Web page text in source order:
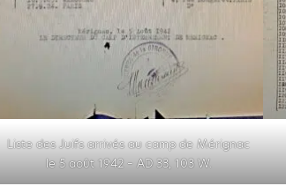
Liste des Juifs arrivés au camp de Mérignac
le 5 août 1942 – AD 33, 103 W.